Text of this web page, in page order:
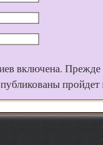
включена.
пройдет